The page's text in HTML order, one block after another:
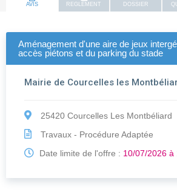
AVIS REGLEMENT DOSSIER
Aménagement d'une aire de jeux
accès piétons et du parking du stade
Mairie de Courcelles les
25420 Courcelles Les Montbéliard
Travaux - Procédure Adaptée
Date limite de l'offre : 10/07/2026 à